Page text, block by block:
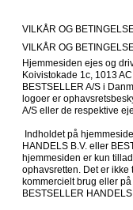
VILKÅR OG
VILKÅR OG
Hjemmesiden ejes og
Koivistokade 1c, 1013
BESTSELLER A/S i
logoer er
A/S eller de respektive
HANDELS B.V. eller
hjemmesiden er kun
ophavsretten. Det er
kommercielt brug eller
BESTSELLER